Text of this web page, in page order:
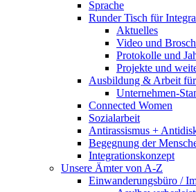
Sprache
Runder Tisch für
Aktuelles
Video und
Protokolle und
Projekte und
Ausbildung & Arbeit
Unternehmen-
Connected Women
Sozialarbeit
Antirassismus +
Begegnung der
Integrationskonzept
Unsere Ämter von A-Z
Einwanderungsbüro /